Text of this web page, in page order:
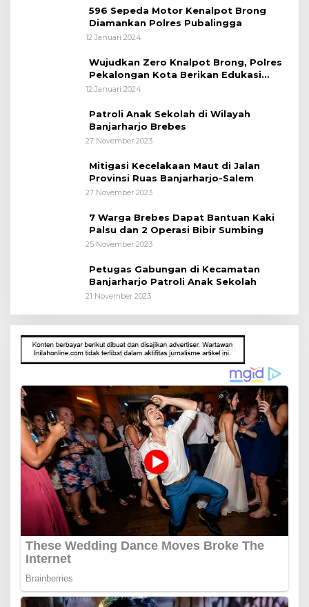
596 Sepeda Motor Kenalpot Brong
Diamankan Polres Pubalingga
12 Januari 2024
Wujudkan Zero Knalpot Brong, Polres
Pekalongan Kota Berikan Edukasi
Kepada Pelajar
12 Januari 2024
Patroli Anak Sekolah di Wilayah
Banjarharjo Brebes
27 November 2023
Mitigasi Kecelakaan Maut di Jalan
Provinsi Ruas Banjarharjo-Salem
27 November 2023
7 Warga Brebes Dapat Bantuan Kaki
Palsu dan 2 Operasi Bibir Sumbing
25 November 2023
Petugas Gabungan di Kecamatan
Banjarharjo Patroli Anak Sekolah
21 November 2023